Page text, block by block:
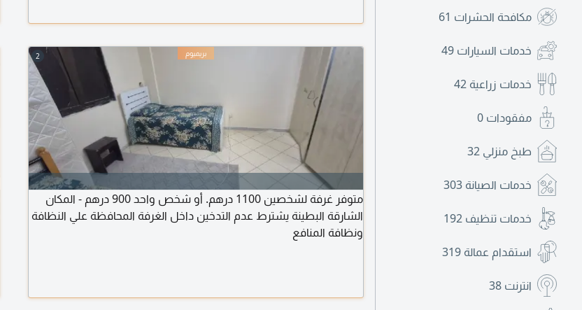
مكافحة الحشرات 61
خدمات السيارات 49
خدمات زراعية 42
مفقودات 0
طبخ منزلي 32
خدمات الصيانة 303
خدمات تنظيف 192
استقدام عمالة 319
انترنت 38
2
متوفر غرفة لشخصين 1100 درهم. أو شخص واحد 900 درهم - المكان
الشارقة البطينة يشترط عدم التدخين داخل الغرفة المحافظة علي النظافة
ونظافة المنافع